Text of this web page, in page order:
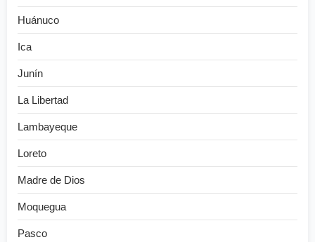
Huánuco
Ica
Junín
La Libertad
Lambayeque
Loreto
Madre de Dios
Moquegua
Pasco